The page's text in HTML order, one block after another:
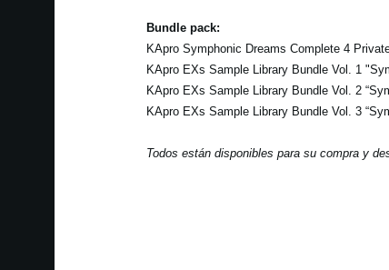
Bundle pack:
KApro Symphonic Dreams Complete 4
KApro EXs Sample Library Bundle Vol. 1
KApro EXs Sample Library Bundle Vol. 2
KApro EXs Sample Library Bundle Vol. 3
Todos están disponibles para su compra y